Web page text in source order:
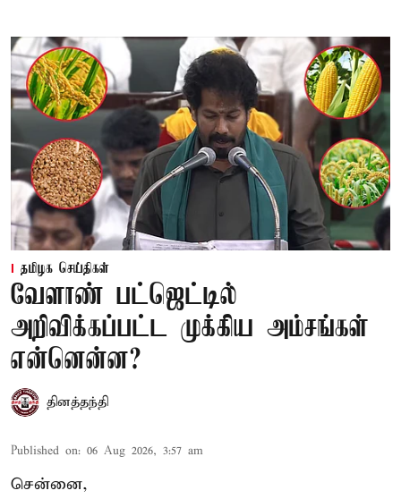
தமிழக செய்திகள்
வேளாண் பட்ஜெட்டில்
அறிவிக்கப்பட்ட முக்கிய அம்சங்கள்
என்னென்ன?
தினத்தந்தி
Published on: 06 Aug 2026, 3:57 am
சென்னை,